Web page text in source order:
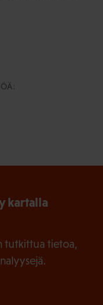
kartalla
tutkittua tietoa,